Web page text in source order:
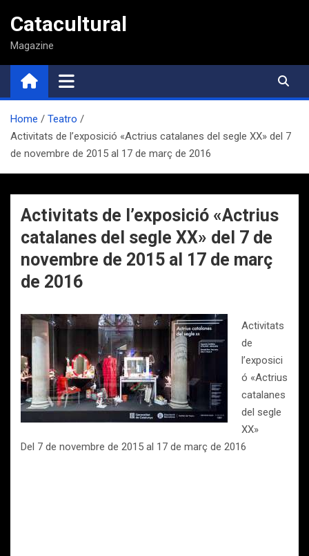
contenido
Catacultural
Magazine
Home
Teatro
Activitats de l’exposició «Actrius catalanes del segle XX» del 7
de novembre de 2015 al 17 de març de 2016
Activitats de l’exposició «Actrius
catalanes del segle XX» del 7 de
novembre de 2015 al 17 de març
de 2016
Activitats
de
l’exposici
ó «Actrius
catalanes
del segle
XX»
Del 7 de novembre de 2015 al 17 de març de 2016